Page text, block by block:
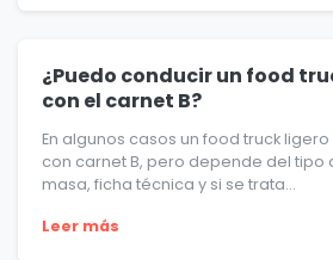
¿Puedo conducir un food
con el carnet B?
En algunos casos un food truck
con carnet B, pero depende del tipo
masa, ficha técnica y si se trata...
Leer más